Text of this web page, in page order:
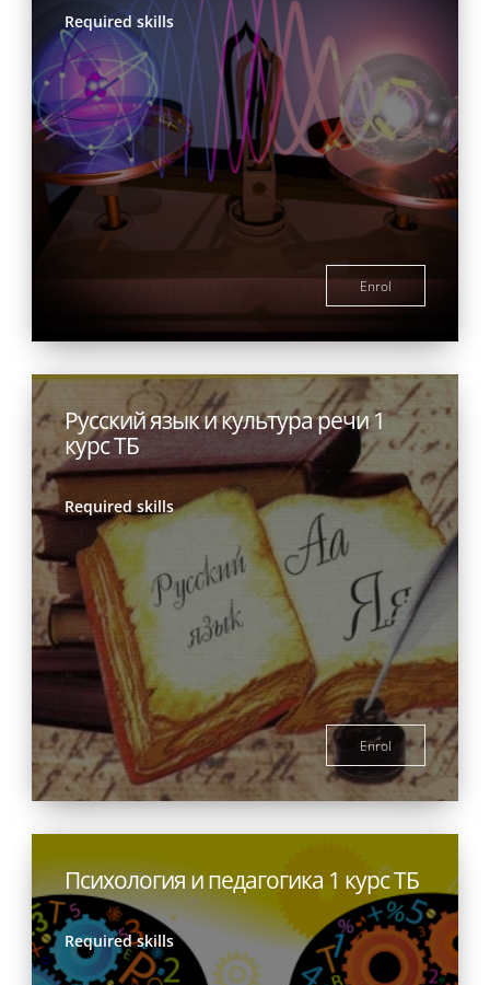
Required skills
Enrol
Русский язык и культура речи 1
курс ТБ
Required skills
Enrol
Психология и педагогика 1 курс ТБ
Required skills